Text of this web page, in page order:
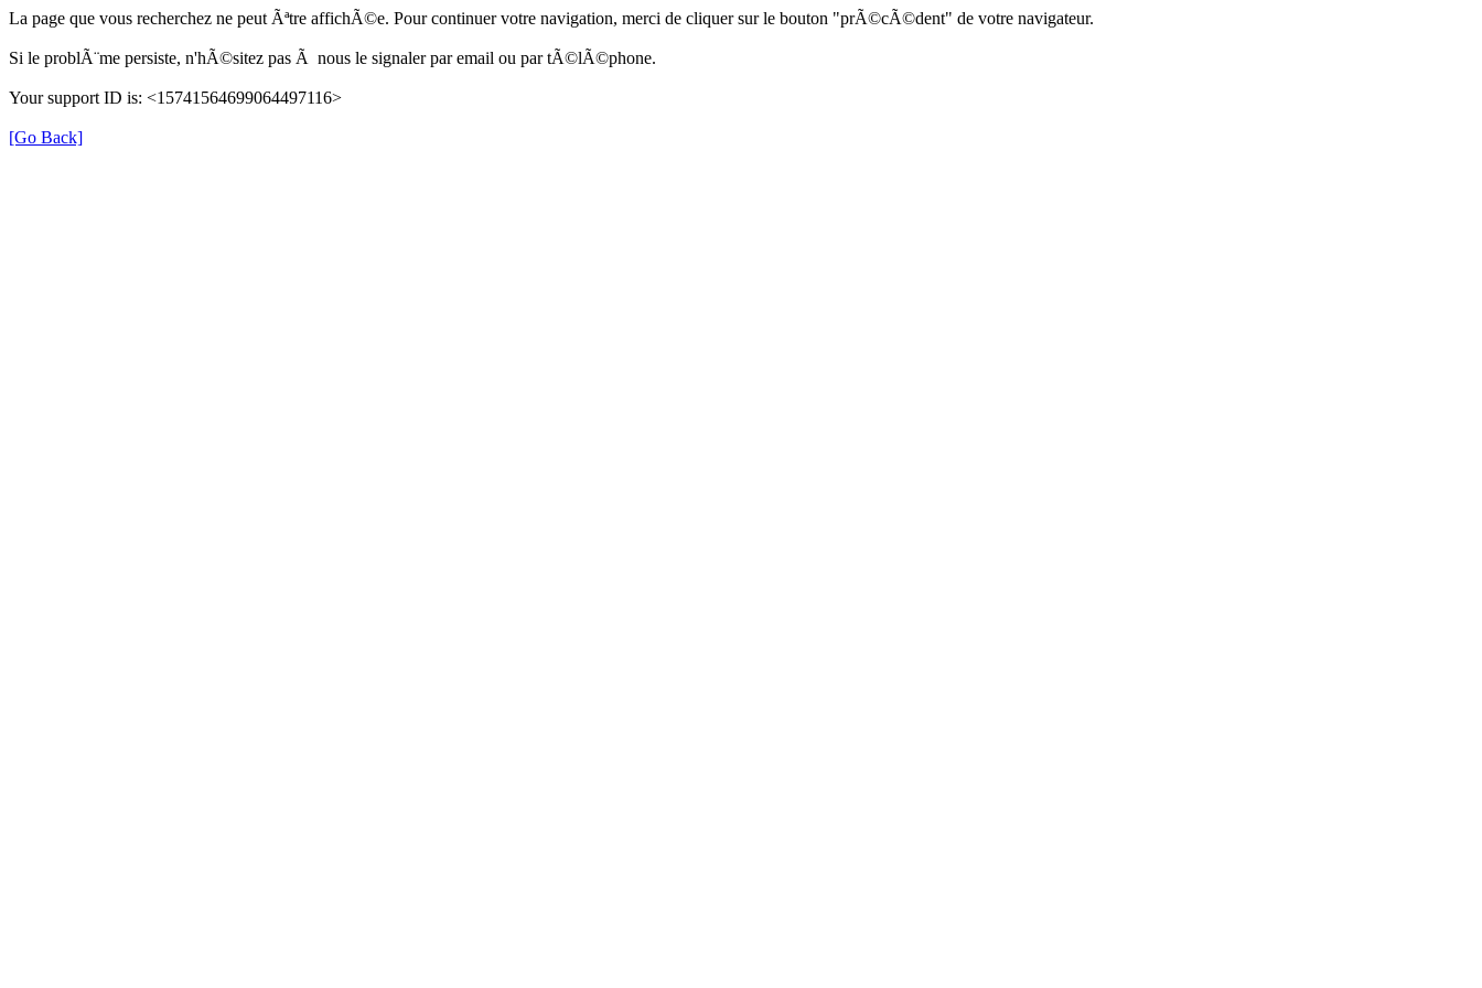
La page que vous recherchez ne peut Ãªtre affichÃ©e. Pour continuer votre navigation, merci de cliquer sur le bouton "prÃ©cÃ©dent" de votre navigateur.
Si le problÃ¨me persiste, n'hÃ©sitez pas Ã nous le signaler par email ou par tÃ©lÃ©phone.
Your support ID is: <15741564699064497116>
[Go Back]